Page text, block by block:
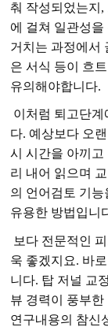
춰 작성되었는지,
에 걸쳐 일관성
거치는 과정에서
은 서식 등이 흐
유의해야합니다.
이처럼 퇴고단계
다. 예상보다 오
시 시간을 아끼고
리 내어 읽으며
의 언어검토 기
유용한 방법입니
보다 전문적인
욱 좋겠지요. 바
니다. 탑 저널 교
뷰 경력이 풍부
연구내용의 참신